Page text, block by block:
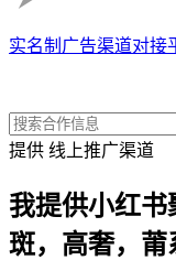
实名制广告渠道对接
提供 线上推广渠道
我提供小红
斑，高奢，莆